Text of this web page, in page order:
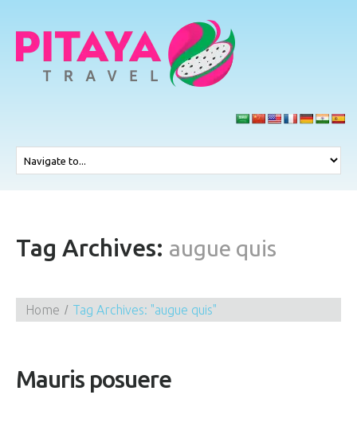
Tag Archives: augue quis
Home Tag Archives: "augue quis"
Mauris posuere